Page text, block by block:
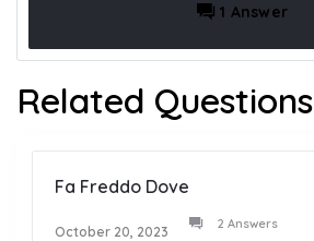
1 Answer
Related Questions
Fa Freddo Dove
October 20, 2023 2 Answers